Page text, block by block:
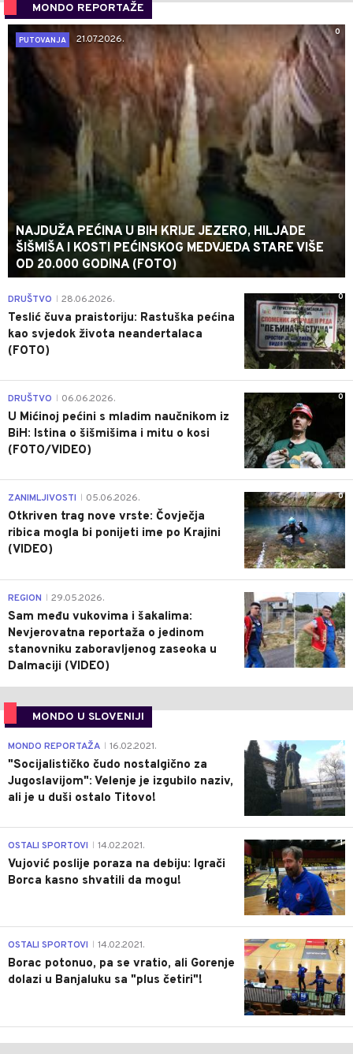
MONDO REPORTAŽE
0
PUTOVANJA
21.07.2026.
NAJDUŽA PEĆINA U BIH KRIJE JEZERO, HILJADE
ŠIŠMIŠA I KOSTI PEĆINSKOG MEDVJEDA STARE VIŠE
OD 20.000 GODINA (FOTO)
0
DRUŠTVO 28.06.2026.
Teslić čuva praistoriju: Rastuška pećina
kao svjedok života neandertalaca
(FOTO)
0
DRUŠTVO 06.06.2026.
U Mićinoj pećini s mladim naučnikom iz
BiH: Istina o šišmišima i mitu o kosi
(FOTO/VIDEO)
0
ZANIMLJIVOSTI 05.06.2026.
Otkriven trag nove vrste: Čovječja
ribica mogla bi ponijeti ime po Krajini
(VIDEO)
0
REGION 29.05.2026.
Sam među vukovima i šakalima:
Nevjerovatna reportaža o jedinom
stanovniku zaboravljenog zaseoka u
Dalmaciji (VIDEO)
MONDO U SLOVENIJI
4
MONDO REPORTAŽA 16.02.2021.
"Socijalističko čudo nostalgično za
Jugoslavijom": Velenje je izgubilo naziv,
ali je u duši ostalo Titovo!
1
OSTALI SPORTOVI 14.02.2021.
Vujović poslije poraza na debiju: Igrači
Borca kasno shvatili da mogu!
3
OSTALI SPORTOVI 14.02.2021.
Borac potonuo, pa se vratio, ali Gorenje
dolazi u Banjaluku sa "plus četiri"!